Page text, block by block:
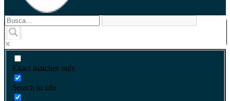
Exact matches only
Search in title